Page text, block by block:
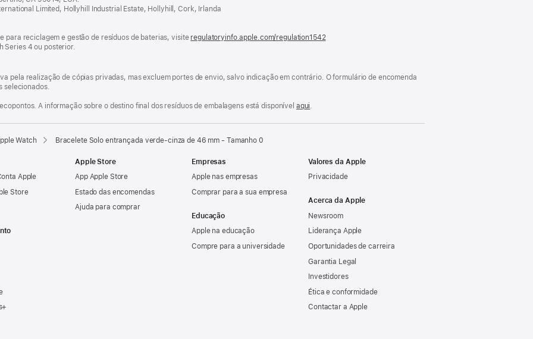
Limited, Hollyhill Industrial Estate, Hollyhill, Cork, Irlanda
para reciclagem e gestão de resíduos de baterias, visite regulatoryinfo.apple.com/regulation1542(abre
Series 4 ou posterior.
pela realização de cópias privadas, mas excluem portes de envio, salvo indicação em contrário. O formulário de encomenda
selecionados.
A informação sobre o destino final dos resíduos de embalagens está disponível aqui.
Watch Bracelete Solo entrançada verde‑cinza de 46 mm - Tamanho 0
Apple
Store
Apple Store
App Apple Store
Estado das encomendas
Ajuda para comprar
Empresas
Apple nas empresas
Comprar para a sua empresa
Educação
Apple na educação
Compre para a universidade
Valores da Apple
Privacidade
Acerca da Apple
Newsroom
Liderança Apple
Oportunidades de carreira
Garantia Legal
Investidores
Ética e conformidade
Contactar a Apple